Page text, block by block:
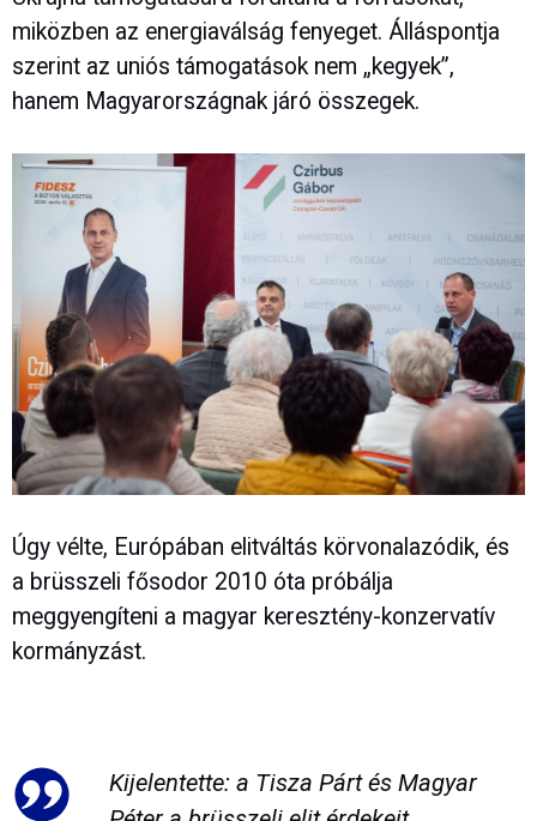
miközben az energiaválság fenyeget. Álláspontja
szerint az uniós támogatások nem „kegyek”,
hanem Magyarországnak járó összegek.
Úgy vélte, Európában elitváltás körvonalazódik, és
a brüsszeli fősodor 2010 óta próbálja
meggyengíteni a magyar keresztény-konzervatív
kormányzást.
Kijelentette: a Tisza Párt és Magyar